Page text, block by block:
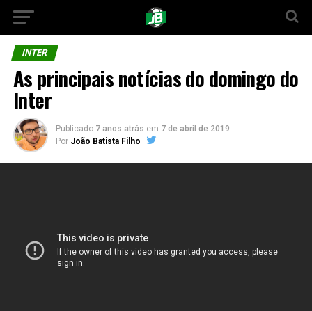
INTER
As principais notícias do domingo do
Inter
Publicado 7 anos atrás em 7 de abril de 2019
Por João Batista Filho